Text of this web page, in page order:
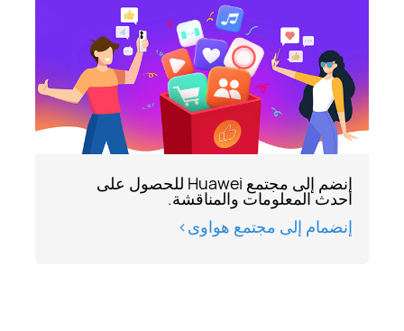
انضم إلى مجتمع Huawei للحصول على
أحدث المعلومات والمناقشة.
إنضمام إلى مجتمع هواوى>